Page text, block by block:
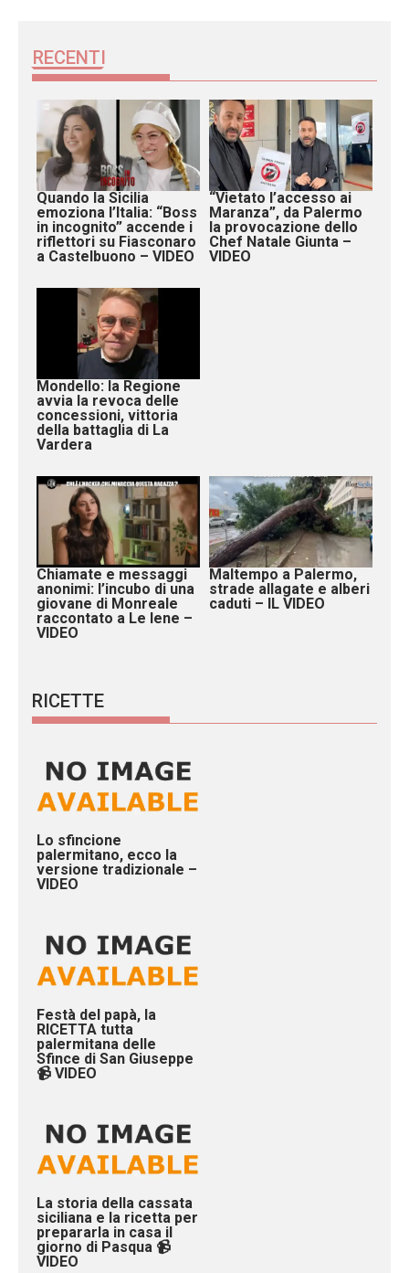
RECENTI
Quando la Sicilia
emoziona l’Italia: “Boss
in incognito” accende i
riflettori su Fiasconaro
a Castelbuono – VIDEO
“Vietato l’accesso ai
Maranza”, da Palermo
la provocazione dello
Chef Natale Giunta –
VIDEO
Mondello: la Regione
avvia la revoca delle
concessioni, vittoria
della battaglia di La
Vardera
Chiamate e messaggi
anonimi: l’incubo di una
giovane di Monreale
raccontato a Le Iene –
VIDEO
Maltempo a Palermo,
strade allagate e alberi
caduti – IL VIDEO
RICETTE
Lo sfincione
palermitano, ecco la
versione tradizionale –
VIDEO
Festà del papà, la
RICETTA tutta
palermitana delle
Sfince di San Giuseppe
📹 VIDEO
La storia della cassata
siciliana e la ricetta per
prepararla in casa il
giorno di Pasqua 📹
VIDEO